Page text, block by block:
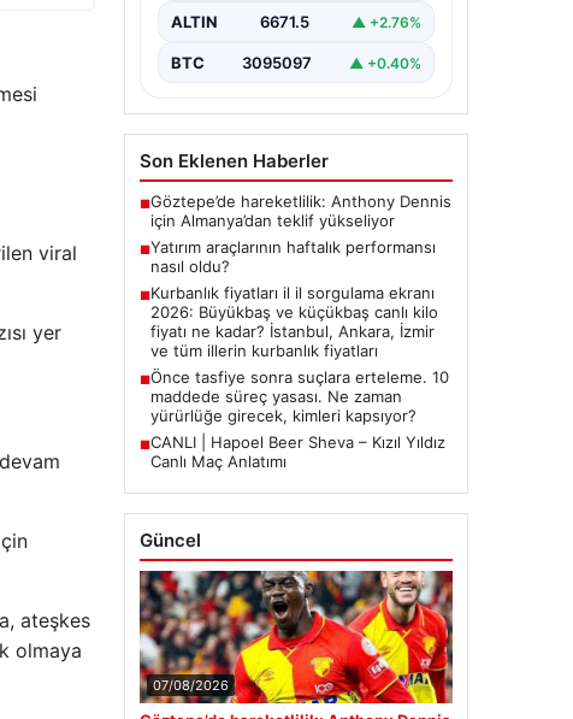
viral
yer
ateşkes
olmaya
ALTIN 6671.5 ▲ +2.76%
BTC 3095097 ▲ +0.40%
Son Eklenen Haberler
■Göztepe’de hareketlilik: Anthony Dennis
için Almanya’dan teklif yükseliyor
■Yatırım araçlarının haftalık performansı
nasıl oldu?
■Kurbanlık fiyatları il il sorgulama ekranı
2026: Büyükbaş ve küçükbaş canlı kilo
fiyatı ne kadar? İstanbul, Ankara, İzmir
ve tüm illerin kurbanlık fiyatları
■Önce tasfiye sonra suçlara erteleme. 10
maddede süreç yasası. Ne zaman
yürürlüğe girecek, kimleri kapsıyor?
■CANLI | Hapoel Beer Sheva – Kızıl Yıldız
Canlı Maç Anlatımı
Güncel
07/08/2026